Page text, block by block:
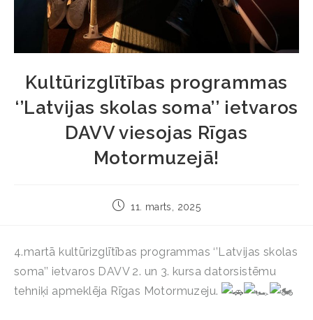
Kultūrizglītības programmas
‘’Latvijas skolas soma’’ ietvaros
DAVV viesojas Rīgas
Motormuzejā!
11. marts, 2025
4.martā kultūrizglītības programmas ‘’Latvijas skolas
soma’’ ietvaros DAVV 2. un 3. kursa datorsistēmu
tehniķi apmeklēja Rīgas Motormuzeju.